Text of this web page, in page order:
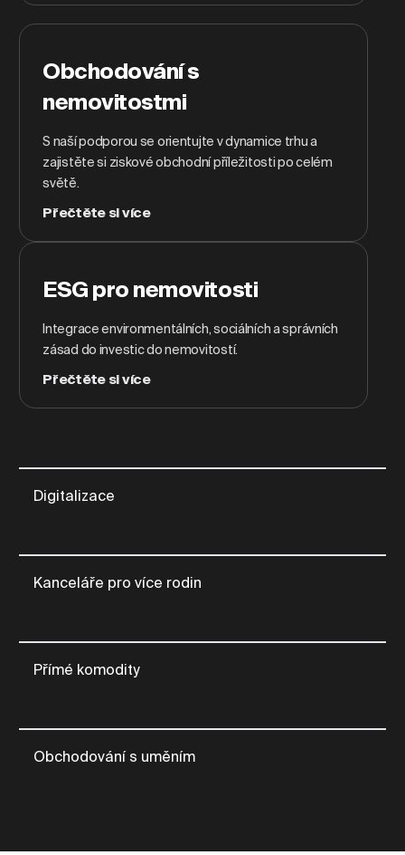
Digitalizace
Kanceláře pro více rodin
Přímé komodity
Obchodování s uměním
Obchodování s
nemovitostmi
S naší podporou se orientujte v dynamice trhu a
zajistěte si ziskové obchodní příležitosti po celém
světě.
Přečtěte si více
ESG pro nemovitosti
Integrace environmentálních, sociálních a správních
zásad do investic do nemovitostí.
Přečtěte si více